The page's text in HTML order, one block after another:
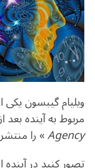
ویلیام گیبسون یکی
مربوط به آینده
Agency» را